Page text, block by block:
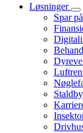
Løsninger
Spar